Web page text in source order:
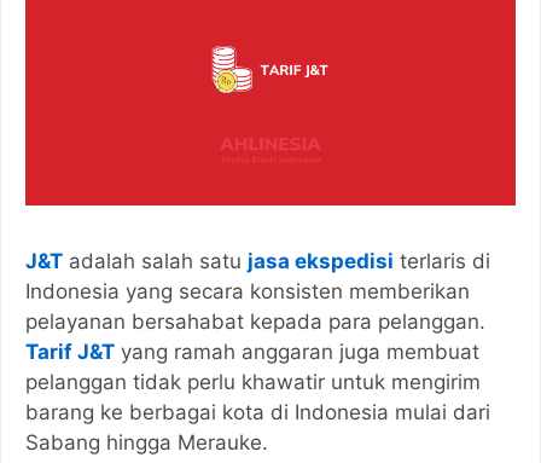
J&T adalah salah satu jasa ekspedisi terlaris di
Indonesia yang secara konsisten memberikan
pelayanan bersahabat kepada para pelanggan.
Tarif J&T yang ramah anggaran juga membuat
pelanggan tidak perlu khawatir untuk mengirim
barang ke berbagai kota di Indonesia mulai dari
Sabang hingga Merauke.